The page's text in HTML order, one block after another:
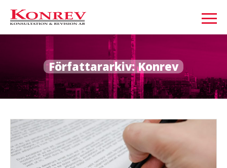
Författararkiv:Konrev